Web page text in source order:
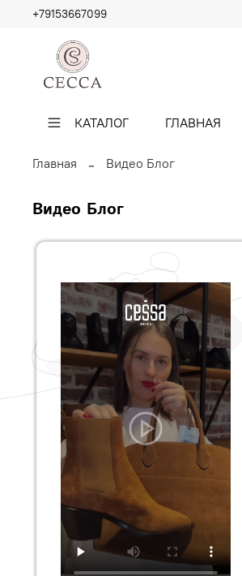
+79153667099
КАТАЛОГ ГЛАВНАЯ
Главная Видео Блог
Видео Блог